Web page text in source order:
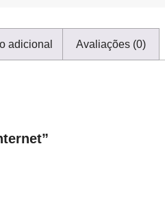
adicional Avaliações (0)